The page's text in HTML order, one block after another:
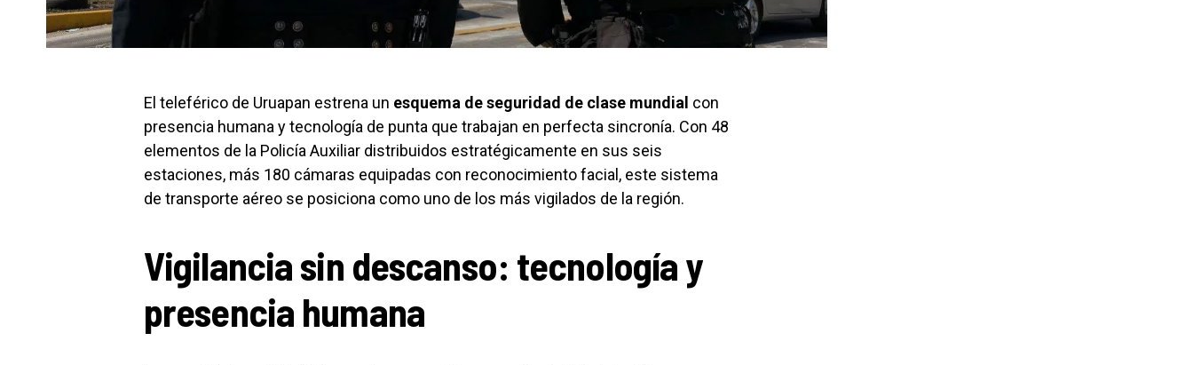
El teleférico de Uruapan estrena un esquema de seguridad de clase mundial con
presencia humana y tecnología de punta que trabajan en perfecta sincronía. Con 48
elementos de la Policía Auxiliar distribuidos estratégicamente en sus seis
estaciones, más 180 cámaras equipadas con reconocimiento facial, este sistema
de transporte aéreo se posiciona como uno de los más vigilados de la región.
Vigilancia sin descanso: tecnología y
presencia humana